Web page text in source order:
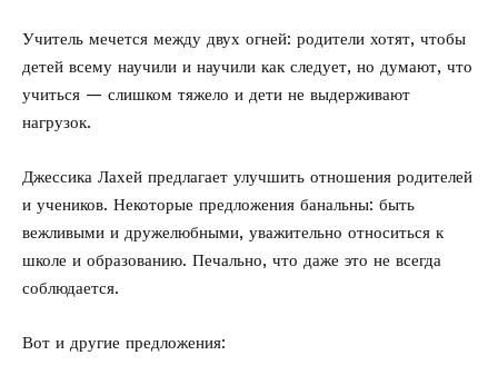
Учитель мечется между двух огней: родители хотят, чтобы
детей всему научили и научили как следует, но думают, что
учиться — слишком тяжело и дети не выдерживают
нагрузок.
Джессика Лахей предлагает улучшить отношения родителей
и учеников. Некоторые предложения банальны: быть
вежливыми и дружелюбными, уважительно относиться к
школе и образованию. Печально, что даже это не всегда
соблюдается.
Вот и другие предложения: